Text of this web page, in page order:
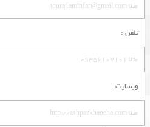
تلفن :
وبسایت :